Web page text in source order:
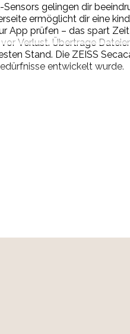
gelingen dir
ermöglicht dir eine
App prüfen – das spart
Verlust. Übertrage
Stand. Die ZEISS
entwickelt wurde.